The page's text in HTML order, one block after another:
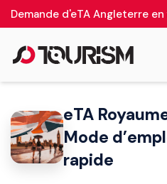
Demande d'eTA Angleterre en
eTA
Mode
rapide